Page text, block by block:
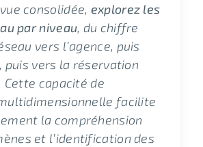
consolidée, explorez les
par niveau, du chiffre
vers l’agence, puis
puis vers la réservation
Cette capacité de
facilite
la compréhension
et l’identification des